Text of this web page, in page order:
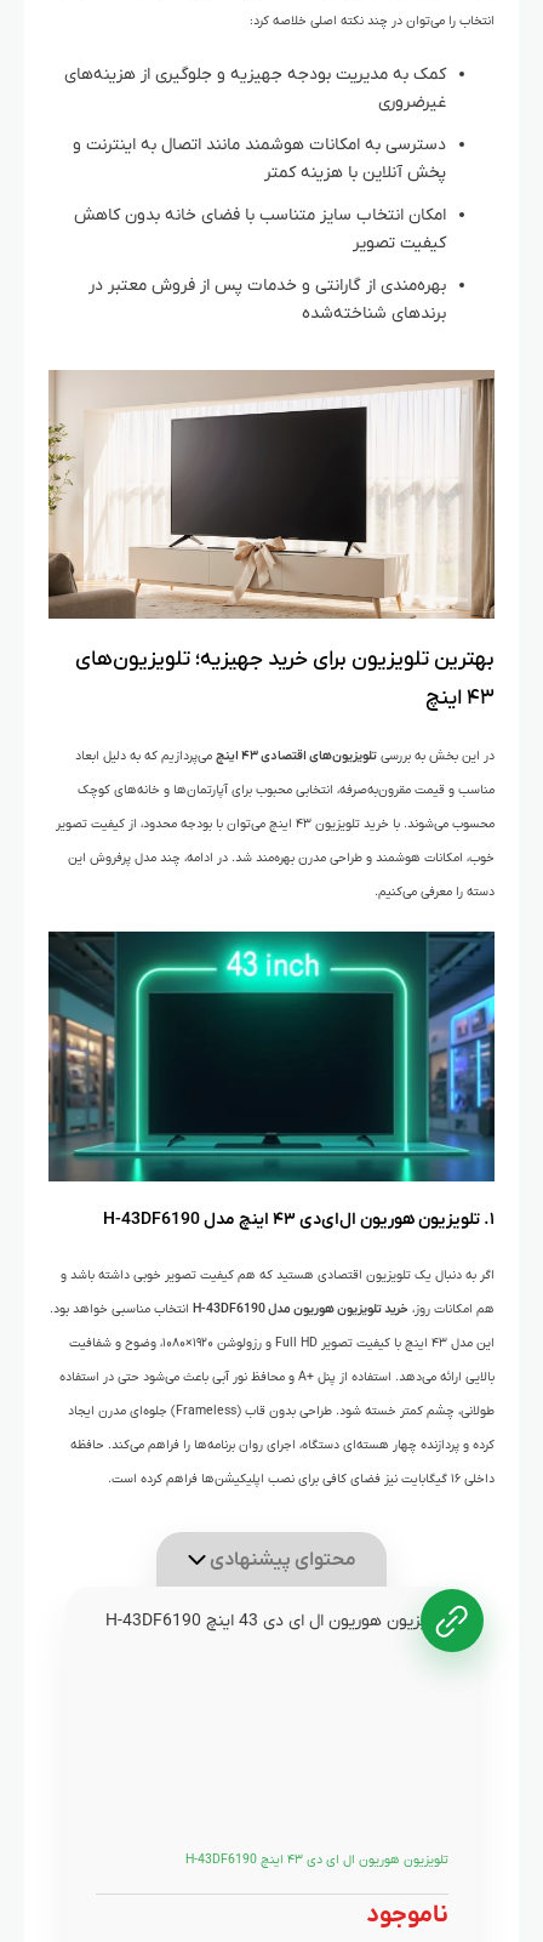
انتخاب را می‌توان در چند نکته اصلی خلاصه کرد:
کمک به مدیریت بودجه جهیزیه و جلوگیری از هزینه‌های
غیرضروری
دسترسی به امکانات هوشمند مانند اتصال به اینترنت و
پخش آنلاین با هزینه کمتر
امکان انتخاب سایز متناسب با فضای خانه بدون کاهش
کیفیت تصویر
بهره‌مندی از گارانتی و خدمات پس از فروش معتبر در
برندهای شناخته‌شده
بهترین تلویزیون‌ برای خرید جهیزیه؛ تلویزیون‌های
۴۳ اینچ
در این بخش به بررسی تلویزیون‌های اقتصادی ۴۳ اینچ می‌پردازیم که به دلیل ابعاد
مناسب و قیمت مقرون‌به‌صرفه، انتخابی محبوب برای آپارتمان‌ها و خانه‌های کوچک
محسوب می‌شوند. با خرید تلویزیون ۴۳ اینچ می‌توان با بودجه محدود، از کیفیت تصویر
خوب، امکانات هوشمند و طراحی مدرن بهره‌مند شد. در ادامه، چند مدل پرفروش این
دسته را معرفی می‌کنیم.
۱. تلویزیون هوریون ال‌ای‌دی ۴۳ اینچ مدل H-43DF6190
اگر به دنبال یک تلویزیون اقتصادی هستید که هم کیفیت تصویر خوبی داشته باشد و
هم امکانات روز، خرید تلویزیون هوریون مدل H-43DF6190 انتخاب مناسبی خواهد بود.
این مدل ۴۳ اینچ با کیفیت تصویر Full HD و رزولوشن ۱۹۲۰×۱۰۸۰، وضوح و شفافیت
بالایی ارائه می‌دهد. استفاده از پنل +A و محافظ نور آبی باعث می‌شود حتی در استفاده
طولانی، چشم کمتر خسته شود. طراحی بدون قاب (Frameless) جلوه‌ای مدرن ایجاد
کرده و پردازنده چهار هسته‌ای دستگاه، اجرای روان برنامه‌ها را فراهم می‌کند. حافظه
داخلی ۱۶ گیگابایت نیز فضای کافی برای نصب اپلیکیشن‌ها فراهم کرده است.
محتوای پیشنهادی
تلویزیون هوریون ال ای دی ۴۳ اینچ H-43DF6190
ناموجود